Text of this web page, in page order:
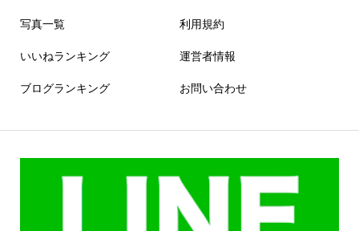
写真一覧
いいねランキング
ブログランキング
利用規約
運営者情報
お問い合わせ